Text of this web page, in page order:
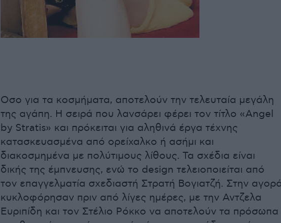
Οσο για τα κοσμήματα, αποτελούν την τελευταία μεγάλη
της αγάπη. Η σειρά που λανσάρει φέρει τον τίτλο «Αngel
by Stratis» και πρόκειται για αληθινά έργα τέχνης
κατασκευασμένα από ορείχαλκο ή ασήμι και
διακοσμημένα με πολύτιμους λίθους. Τα σχέδια είναι
δικής της έμπνευσης, ενώ το design τελειοποιείται από
τον επαγγελματία σχεδιαστή Στρατή Βογιατζή. Στην
κυκλοφόρησαν πριν από λίγες ημέρες, με την Αντζελα
Ευριπίδη και τον Στέλιο Ρόκκο να αποτελούν τα πρόσωπα